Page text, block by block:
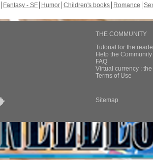
Fantasy - SF Humor Children's books Romance
THE COMMUNITY
Tutorial for the
Help the
FAQ
Virtual currency :
Terms of Use
Sitemap